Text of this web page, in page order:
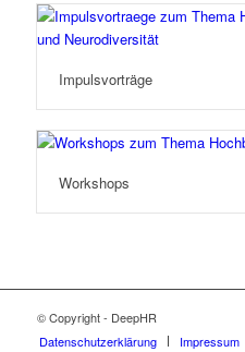
Impulsvorträge
Workshops
© Copyright - DeepHR
Datenschutzerklärung
Impressum